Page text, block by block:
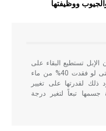
ووظيفتها
ومصر خاصة، حيث يحرص
تستطيع البقاء على
قيد الحياة حتى لو فقدت 40% من ماء
ذلك لقدرتها على تغيير
جسمها تبعاً لتغير درجة